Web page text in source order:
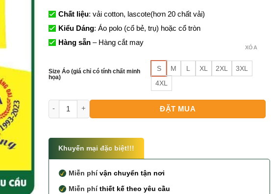
Chất liệu: vải cotton, lascote(hơn 20 chất vải)
Kiểu Dáng: Áo polo (cổ bẻ, trụ) hoặc cổ tròn
Hàng sẵn – Hàng cắt may
Size Áo (giá chỉ có tính chất minh
họa)
S M L XL 2XL
3XL
4XL
XÓA
Tham Khảo Ngay 333+ Áo Kỷ Niệm 30 Năm Ra Trường Đẹp số lượng
ĐẶT MUA
Khuyến mại đặc biệt!!!
Miễn phívận chuyển tận nơi
Miễn phíthiết kế theo yêu cầu